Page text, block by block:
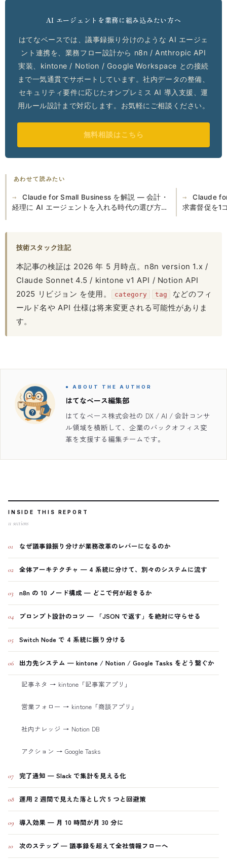
AI エージェントを業務に組み込みたい方へ
はてなベースでは、議事録振り分けのような AI エージェ
ント連携を、業務フロー設計から n8n / Anthropic API
実装、kintone / Notion / Google Workspace との接続
まで一気通貫でサポートしています。社内データの整備、
セキュリティ要件に応じたオンプレミス AI 導入支援、運
用ルール設計まで対応します。お気軽にご相談ください。
無料相談はこちら
あわせて読みたい
Claude for Small Business を解説 — 会計・
経理に AI エージェントを入れる時代の選び方、
Claude
求書督促を1
技術スタック注記
本記事の検証は 2026 年 5 月時点。n8n version 1.x /
Claude Sonnet 4.5 / kintone v1 API / Notion API
2025 リビジョン を使用。
category tag
などのフィ
ールド名や API 仕様は将来変更される可能性がありま
す。
● ABOUT THE AUTHOR
はてなベース編集部
はてなベース株式会社の DX / AI / 会計コンサ
ル領域を横断して、企業のバックオフィス変
革を支援する編集チームです。
INSIDE THIS REPORT
11 sections
01 なぜ議事録振り分けが業務改革のレバーになるのか
02 全体アーキテクチャ — 4 系統に分けて、別々のシステムに流す
03 n8n の 10 ノード構成 — どこで何が起きるか
04 プロンプト設計のコツ — 「JSON で返す」を絶対に守らせる
05 Switch Node で 4 系統に振り分ける
06 出力先システム — kintone / Notion / Google Tasks をどう繋ぐか
記事ネタ → kintone「記事案アプリ」
営業フォロー → kintone「商談アプリ」
社内ナレッジ → Notion DB
アクション → Google Tasks
07 完了通知 — Slack で集計を見える化
08 運用 2 週間で見えた落とし穴 5 つと回避策
09 導入効果 — 月 10 時間が月 30 分に
10 次のステップ — 議事録を超えて全社情報フローへ